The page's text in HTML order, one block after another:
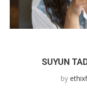
SUYUN
by